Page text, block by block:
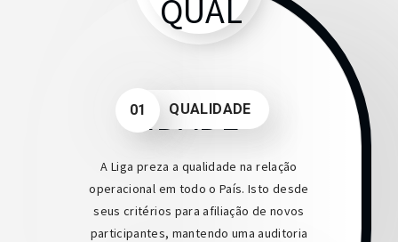
01 QUALIDADE
A Liga preza a qualidade na relação
operacional em todo o País. Isto desde
seus critérios para afiliação de novos
participantes, mantendo uma auditoria